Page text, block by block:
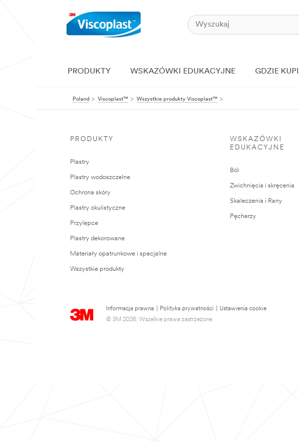
PRODUKTY WSKAZÓWKI EDUKACYJNE GDZIE
Poland Viscoplast™ Wszystkie produkty Viscoplast™
PRODUKTY
Plastry
Plastry wodoszczelne
Ochrona skóry
Plastry okulistyczne
Przylepce
Plastry dekorowane
Materiały opatrunkowe i specjalne
Wszystkie produkty
WSKAZÓWKI
EDUKACYJNE
Ból
Zwichnięcia i skręcenia
Skaleczenia i Rany
Pęcherzy
Informacja prawna Polityka prywatności
Ustawienia cookie
© 3M 2026. Wszelkie prawa zastrzeżone.